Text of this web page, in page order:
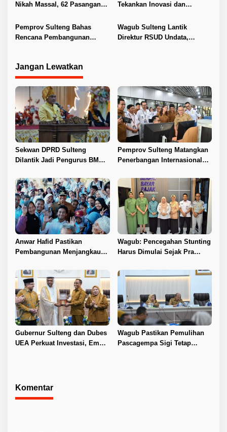
Nikah Massal, 62 Pasangan
Tekankan Inovasi dan
Pemprov Sulteng Bahas
Rencana Pembangunan
Wagub Sulteng Lantik
Direktur RSUD Undata,
Jangan Lewatkan
Sekwan DPRD Sulteng
Dilantik Jadi Pengurus BMA
Pemprov Sulteng Matangkan
Penerbangan Internasional
Anwar Hafid Pastikan
Pembangunan Menjangkau
Wagub: Pencegahan Stunting
Harus Dimulai Sejak Pra
Gubernur Sulteng dan Dubes
UEA Perkuat Investasi, Empat
Wagub Pastikan Pemulihan
Pascagempa Sigi Tetap
Komentar